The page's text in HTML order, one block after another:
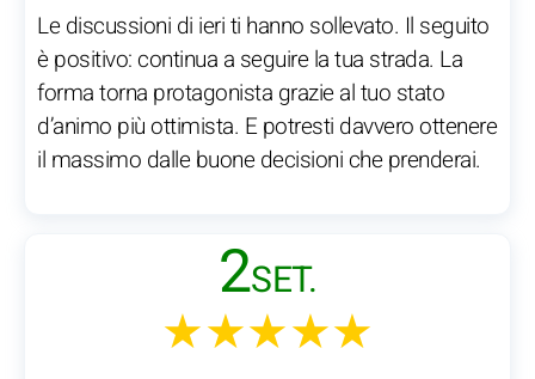
Le discussioni di ieri ti hanno sollevato. Il seguito
è positivo: continua a seguire la tua strada. La
forma torna protagonista grazie al tuo stato
d’animo più ottimista. E potresti davvero ottenere
il massimo dalle buone decisioni che prenderai.
2SET.
★★★★★